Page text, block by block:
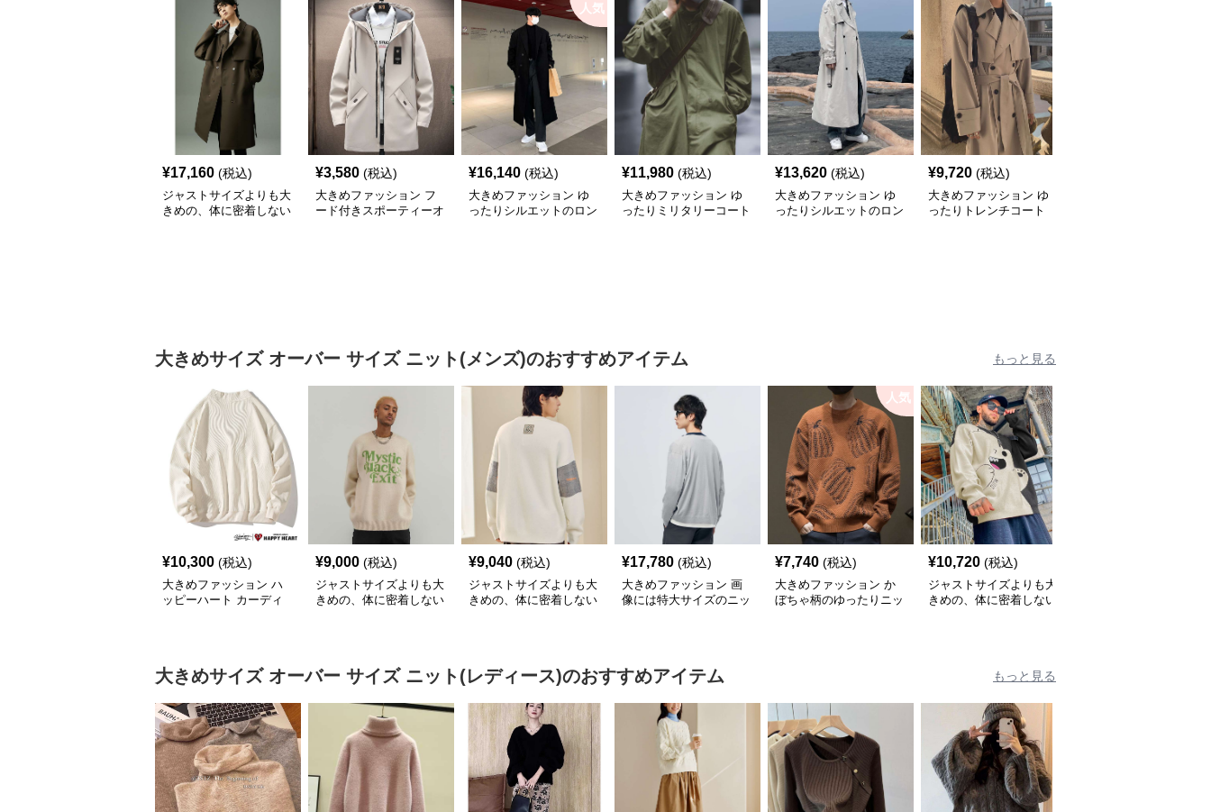
¥17,160 (税込)
ジャストサイズよりも大
きめの、体に密着しない
¥3,580 (税込)
大きめファッション フ
ード付きスポーティーオ
人気
¥16,140 (税込)
大きめファッション ゆ
ったりシルエットのロン
¥11,980 (税込)
大きめファッション ゆ
ったりミリタリーコート
¥13,620 (税込)
大きめファッション ゆ
ったりシルエットのロン
¥9,720 (税込)
大きめファッション ゆ
ったりトレンチコート
大きめサイズ オーバー サイズ ニット(メンズ)のおすすめアイテム もっと見る
¥10,300 (税込)
大きめファッション ハ
ッピーハート カーディ
¥9,000 (税込)
ジャストサイズよりも大
きめの、体に密着しない
¥9,040 (税込)
ジャストサイズよりも大
きめの、体に密着しない
¥17,780 (税込)
大きめファッション 画
像には特大サイズのニッ
す。その中で、カーディ
れを元にと説明を作成し
人気
¥7,740 (税込)
大きめファッション か
ぼちゃ柄のゆったりニッ
¥10,720 (税込)
ジャストサイズよりも大
きめの、体に密着しない
大きめサイズ オーバー サイズ ニット(レディース)のおすすめアイテム もっと見る